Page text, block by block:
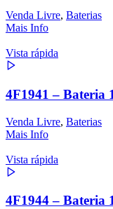
Venda Livre, Baterias
Mais Info
Vista rápida
4F1941 – Bateria
Venda Livre, Baterias
Mais Info
Vista rápida
4F1944 –